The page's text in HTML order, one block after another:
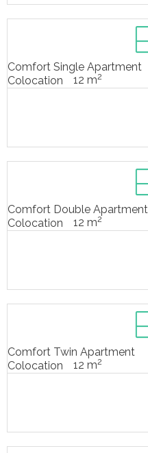
Comfort Single Apartment
Colocation
12 m2
Comfort Double Apartment
Colocation
12 m2
Comfort Twin Apartment
Colocation
12 m2